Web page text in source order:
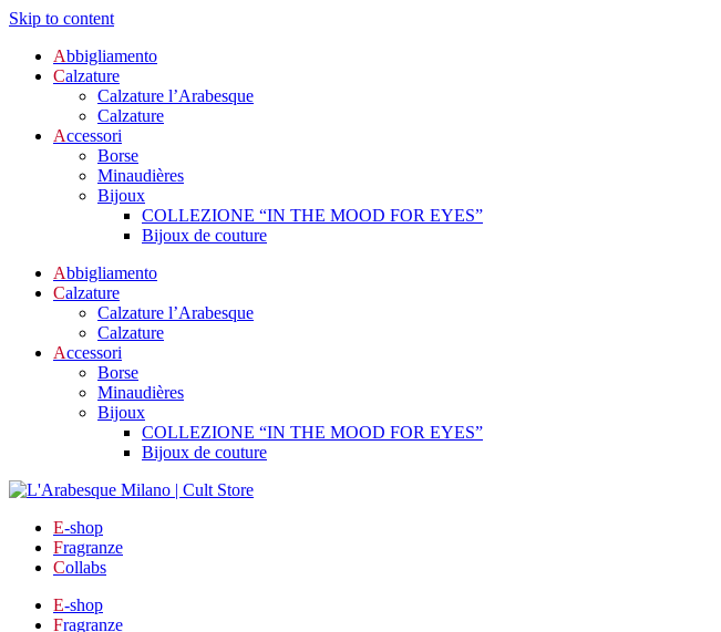
Skip to content
Abbigliamento
Calzature
Calzature l’Arabesque
Calzature
Accessori
Borse
Minaudières
Bijoux
COLLEZIONE “IN THE MOOD FOR EYES”
Bijoux de couture
Abbigliamento
Calzature
Calzature l’Arabesque
Calzature
Accessori
Borse
Minaudières
Bijoux
COLLEZIONE “IN THE MOOD FOR EYES”
Bijoux de couture
E-shop
Fragranze
Collabs
E-shop
Fragranze